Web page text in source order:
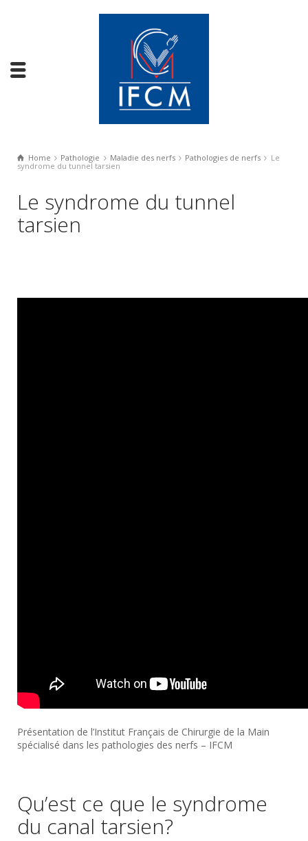
Home Pathologie Maladie des nerfs Pathologies de nerfs
Le
syndrome du tunnel tarsien
Le syndrome du tunnel
tarsien
Présentation de l’Institut Français de Chirurgie de la Main
spécialisé dans les pathologies des nerfs – IFCM
Qu’est ce que le syndrome
du canal tarsien?